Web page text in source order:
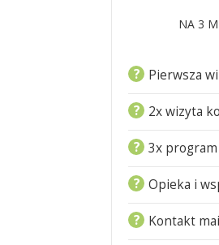
NA 3
? Pierwsza
? 2x wizyta
? 3x
? Opieka i
? Kontakt